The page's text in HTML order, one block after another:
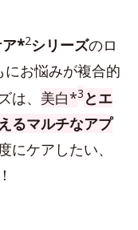
ア*2シリーズのロ
お悩みが複合的
、 美白*3 とエ
るマルチなアプ
にケアしたい、